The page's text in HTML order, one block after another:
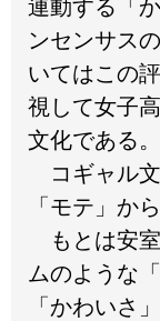
連動する「
ンセンサス
いてはこの
視して女子
文化である。
コギャル文
「モテ」か
もとは安室
ムのような
「かわいさ